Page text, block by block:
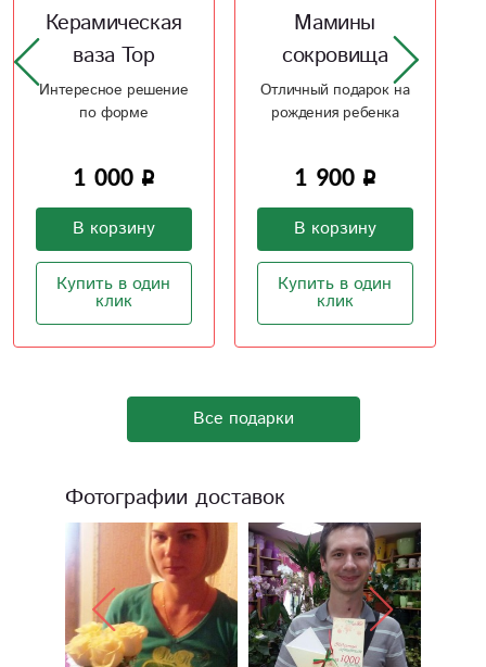
Мамины
сокровища
Отличный подарок на
рождения ребенка
1 900
В корзину
Купить в один
клик
Керамическая
ваза Камень
Ваза напоминающая
камень отличный
2 100
В корзину
Купить в один
клик
Все подарки
Фотографии доставок